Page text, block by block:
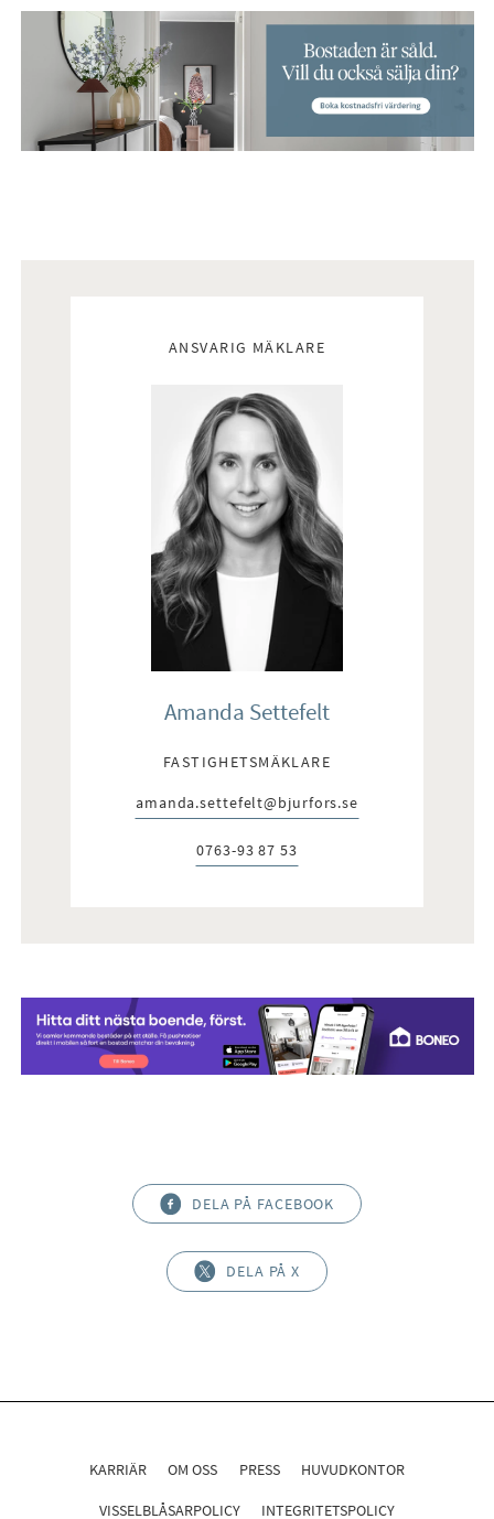
ANSVARIG MÄKLARE
Amanda Settefelt
FASTIGHETSMÄKLARE
E-post:
amanda.settefelt@bjurfors.se
Telefon:
0763-93 87 53
DELA PÅ FACEBOOK
DELA PÅ X
KARRIÄR OM OSS PRESS HUVUDKONTOR
VISSELBLÅSARPOLICY INTEGRITETSPOLICY